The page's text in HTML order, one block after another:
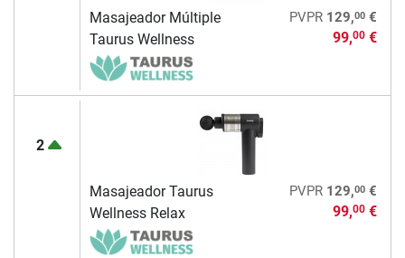
Masajeador Múltiple
Taurus Wellness
PVPR 129,00€
99,00€
2
Masajeador Taurus
Wellness Relax
PVPR 129,00€
99,00€